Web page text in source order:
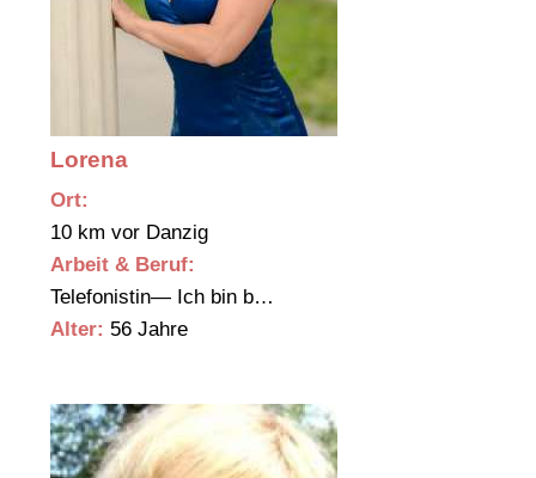
Lorena
Ort:
10 km vor Danzig
Arbeit & Beruf:
Telefonistin— Ich bin b…
Alter: 56 Jahre